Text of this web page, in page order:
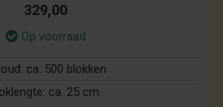
329,00
Op voorraad
ca. 500 blokken
ca. 25 cm.